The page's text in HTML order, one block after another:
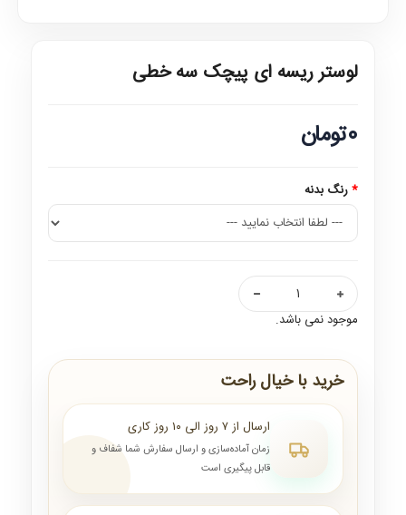
لوستر ریسه ای پیچک سه خطی
0تومان
رنگ بدنه
موجود نمی باشد.
خرید با خیال راحت
ارسال از ۷ روز الی ۱۰ روز کاری
زمان آماده‌سازی و ارسال سفارش شما شفاف و
قابل پیگیری است